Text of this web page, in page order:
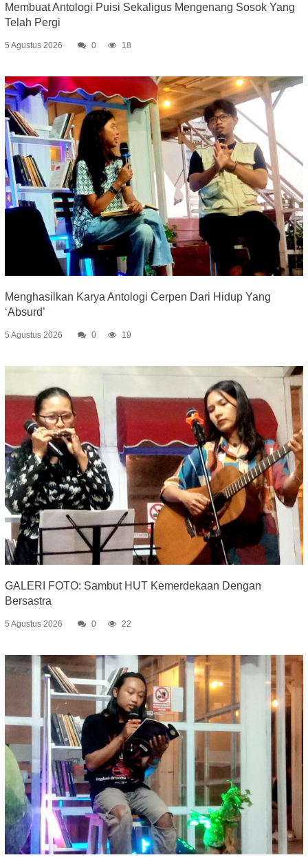
Membuat Antologi Puisi Sekaligus Mengenang Sosok Yang
Telah Pergi
5 Agustus 2026 0 18
Menghasilkan Karya Antologi Cerpen Dari Hidup Yang
‘Absurd’
5 Agustus 2026 0 19
GALERI FOTO: Sambut HUT Kemerdekaan Dengan
Bersastra
5 Agustus 2026 0 22